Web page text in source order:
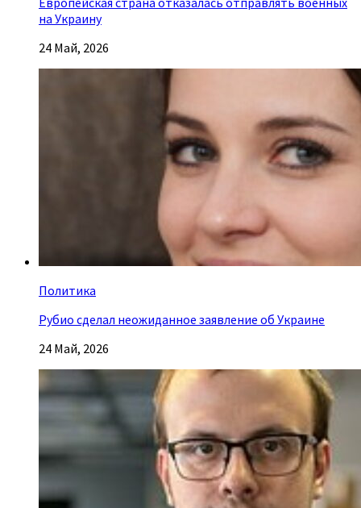
на Украину
24 Май, 2026
Политика
Рубио сделал неожиданное заявление об Украине
24 Май, 2026